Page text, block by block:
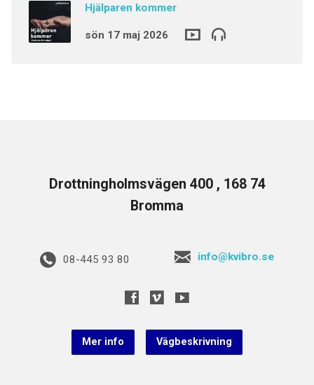
Hjälparen kommer
sön 17 maj 2026
Drottningholmsvägen 400 , 168 74
Bromma
08-445 93 80 info@kvibro.se
Mer info Vägbeskrivning